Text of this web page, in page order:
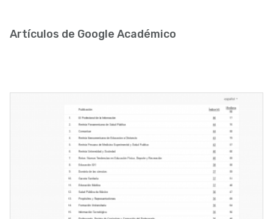
ayuda
Artículos de Google Académico